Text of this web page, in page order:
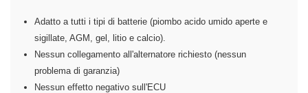
Adatto a tutti i tipi di batterie (piombo acido umido aperte e
sigillate, AGM, gel, litio e calcio).
Nessun collegamento all'alternatore richiesto (nessun
problema di garanzia)
Nessun effetto negativo sull'ECU